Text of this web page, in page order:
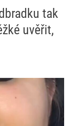
tak
uvěřit,